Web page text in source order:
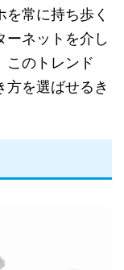
常に持ち歩く
ーネットを介し
このトレンド
方を選ばせるき